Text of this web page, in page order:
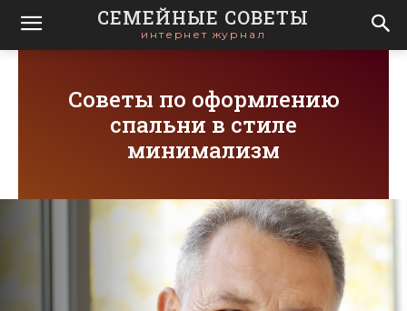
СЕМЕЙНЫЕ СОВЕТЫ
интернет журнал
Советы по оформлению
спальни в стиле
минимализм